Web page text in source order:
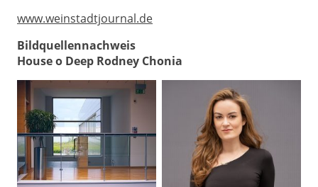
www.weinstadtjournal.de
Bildquellennachweis
House o Deep Rodney Chonia